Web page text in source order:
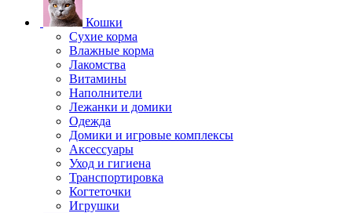
Кошки
Сухие корма
Влажные корма
Лакомства
Витамины
Наполнители
Лежанки и домики
Одежда
Домики и игровые комплексы
Аксессуары
Уход и гигиена
Транспортировка
Когтеточки
Игрушки